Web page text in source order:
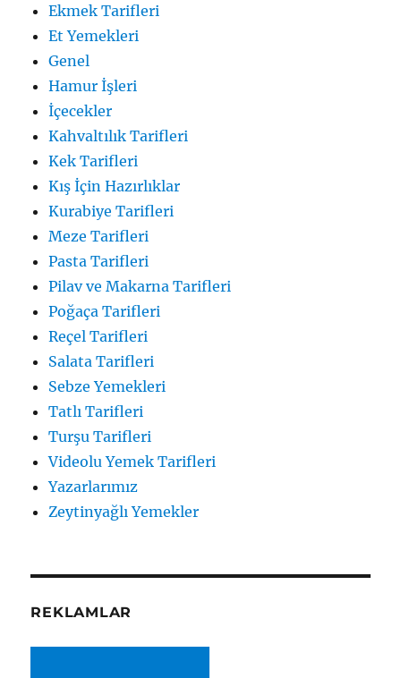
Ekmek Tarifleri
Et Yemekleri
Genel
Hamur İşleri
İçecekler
Kahvaltılık Tarifleri
Kek Tarifleri
Kış İçin Hazırlıklar
Kurabiye Tarifleri
Meze Tarifleri
Pasta Tarifleri
Pilav ve Makarna Tarifleri
Poğaça Tarifleri
Reçel Tarifleri
Salata Tarifleri
Sebze Yemekleri
Tatlı Tarifleri
Turşu Tarifleri
Videolu Yemek Tarifleri
Yazarlarımız
Zeytinyağlı Yemekler
REKLAMLAR